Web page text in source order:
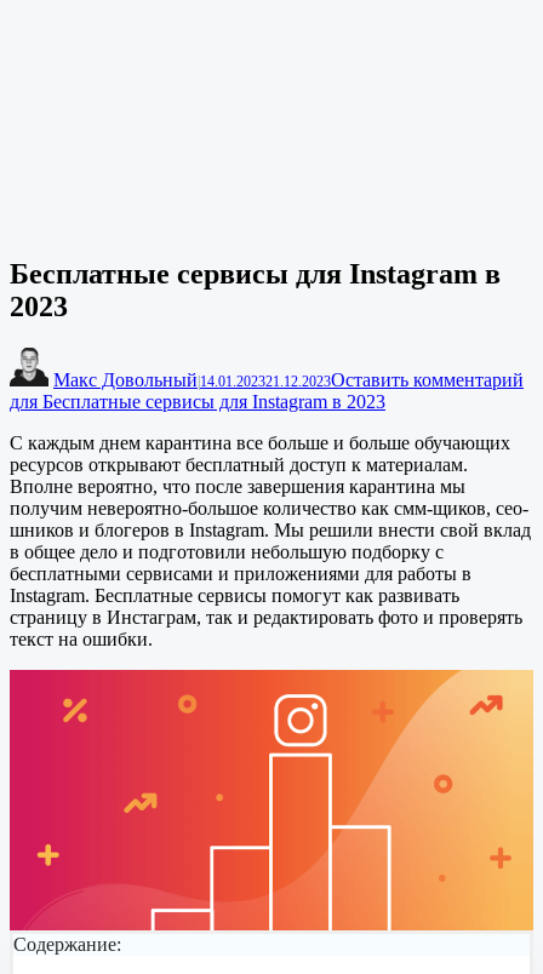
Бесплатные сервисы для Instagram в
2023
Макс Довольный 14.01.202321.12.2023Оставить комментарий
для Бесплатные сервисы для Instagram в 2023
С каждым днем карантина все больше и больше обучающих
ресурсов открывают бесплатный доступ к материалам.
Вполне вероятно, что после завершения карантина мы
получим невероятно-большое количество как смм-щиков, сео-
шников и блогеров в Instagram. Мы решили внести свой вклад
в общее дело и подготовили небольшую подборку с
бесплатными сервисами и приложениями для работы в
Instagram. Бесплатные сервисы помогут как развивать
страницу в Инстаграм, так и редактировать фото и проверять
текст на ошибки.
Содержание: